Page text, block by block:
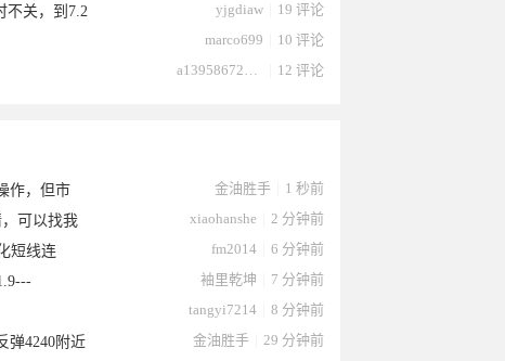
不关，到7.2
19 评论
yjgdiaw
10 评论
marco699
12 评论
a13958672232
作，但市 1 秒前
金油胜手
可以找我
2 分钟前
xiaohanshe
短线连
6 分钟前
fm2014
7 分钟前
袖里乾坤
8 分钟前
tangyi7214
弹4240附近
29 分钟前
金油胜手